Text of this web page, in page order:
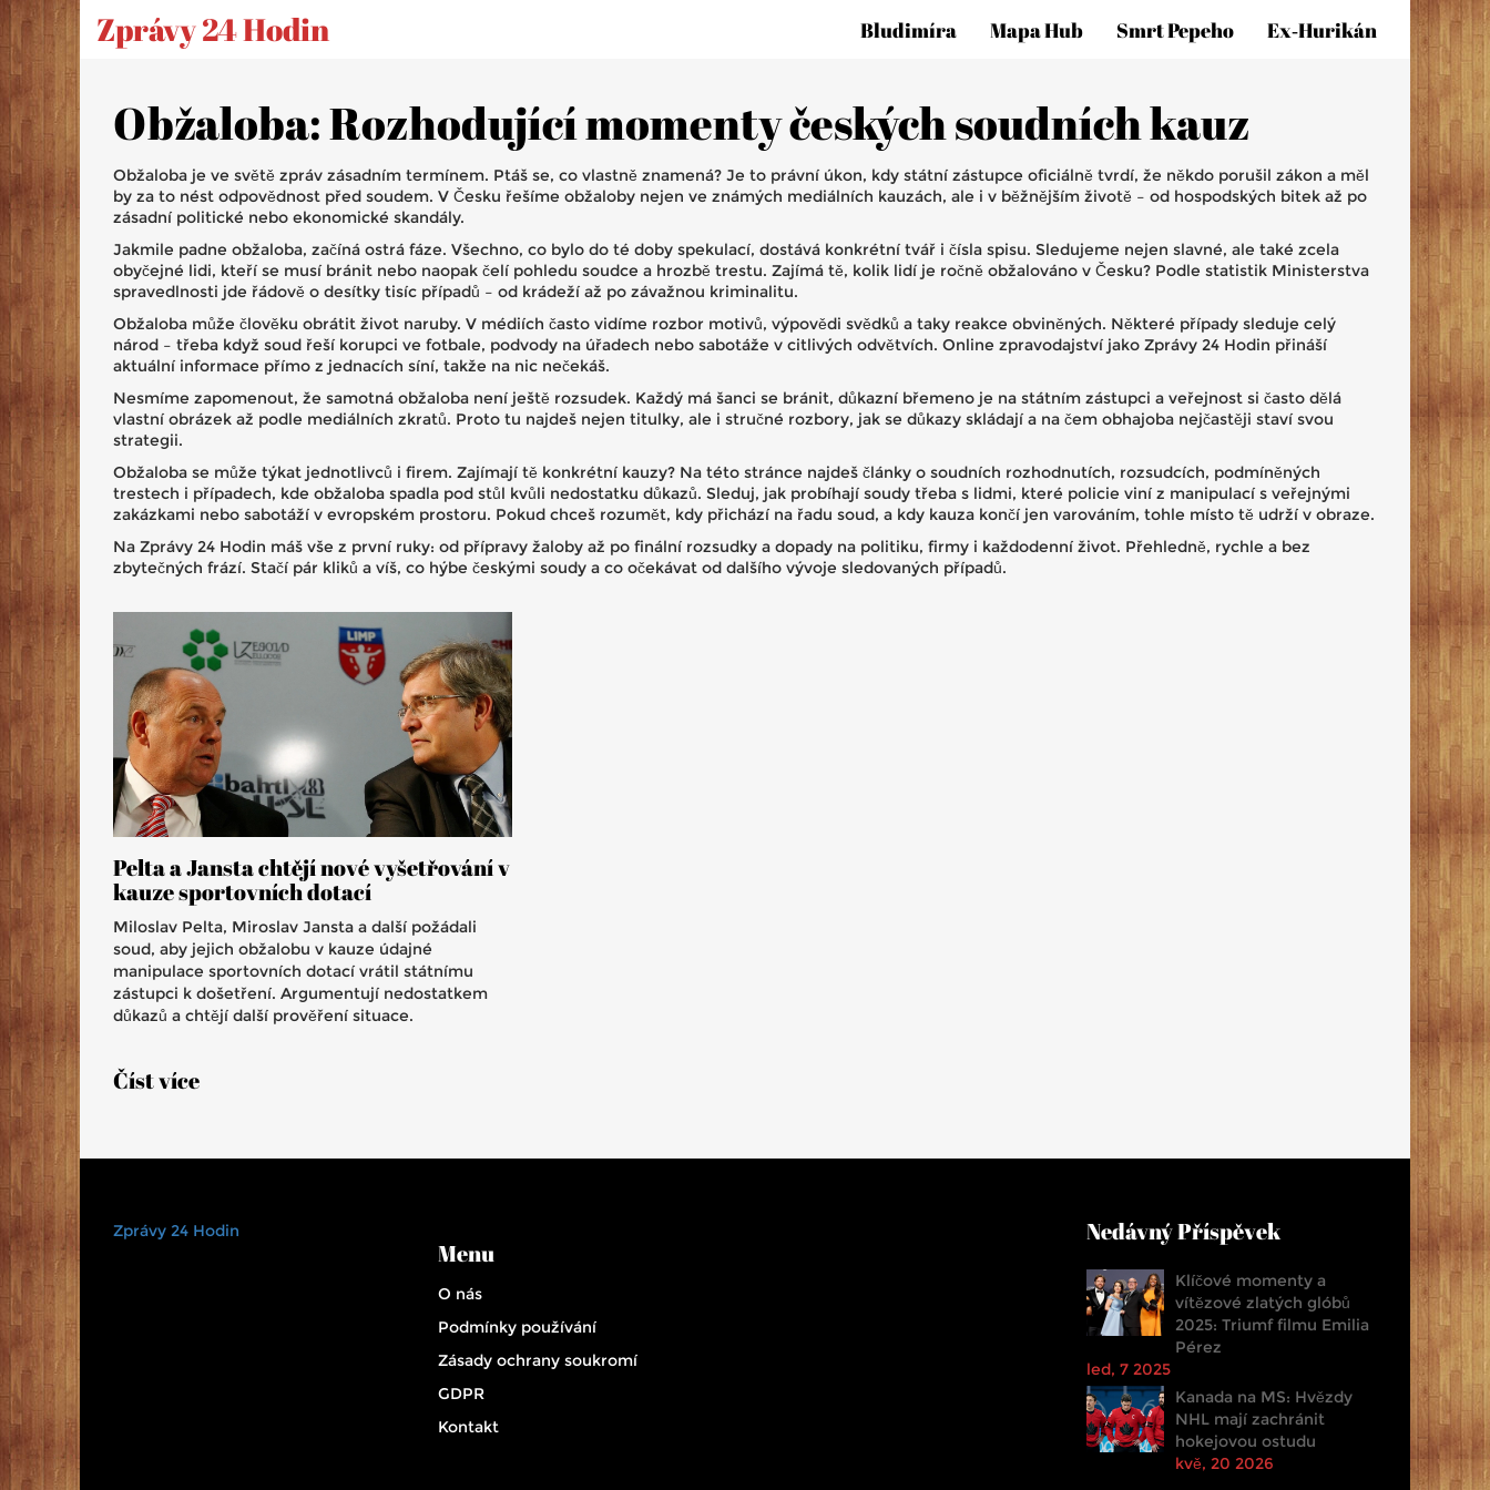
Zprávy 24 Hodin Bludimíra Mapa Hub Smrt Pepeho Ex‑hurikán
Obžaloba: Rozhodující momenty českých soudních kauz
Obžaloba je ve světě zpráv zásadním termínem. Ptáš se, co vlastně znamená? Je to právní úkon, kdy státní zástupce oficiálně tvrdí, že někdo porušil zákon a měl
by za to nést odpovědnost před soudem. V Česku řešíme obžaloby nejen ve známých mediálních kauzách, ale i v běžnějším životě – od hospodských bitek až po
zásadní politické nebo ekonomické skandály.
Jakmile padne obžaloba, začíná ostrá fáze. Všechno, co bylo do té doby spekulací, dostává konkrétní tvář i čísla spisu. Sledujeme nejen slavné, ale také zcela
obyčejné lidi, kteří se musí bránit nebo naopak čelí pohledu soudce a hrozbě trestu. Zajímá tě, kolik lidí je ročně obžalováno v Česku? Podle statistik Ministerstva
spravedlnosti jde řádově o desítky tisíc případů – od krádeží až po závažnou kriminalitu.
Obžaloba může člověku obrátit život naruby. V médiích často vidíme rozbor motivů, výpovědi svědků a taky reakce obviněných. Některé případy sleduje celý
národ – třeba když soud řeší korupci ve fotbale, podvody na úřadech nebo sabotáže v citlivých odvětvích. Online zpravodajství jako Zprávy 24 Hodin přináší
aktuální informace přímo z jednacích síní, takže na nic nečekáš.
Nesmíme zapomenout, že samotná obžaloba není ještě rozsudek. Každý má šanci se bránit, důkazní břemeno je na státním zástupci a veřejnost si často dělá
vlastní obrázek až podle mediálních zkratů. Proto tu najdeš nejen titulky, ale i stručné rozbory, jak se důkazy skládají a na čem obhajoba nejčastěji staví svou
strategii.
Obžaloba se může týkat jednotlivců i firem. Zajímají tě konkrétní kauzy? Na této stránce najdeš články o soudních rozhodnutích, rozsudcích, podmíněných
trestech i případech, kde obžaloba spadla pod stůl kvůli nedostatku důkazů. Sleduj, jak probíhají soudy třeba s lidmi, které policie viní z manipulací s veřejnými
zakázkami nebo sabotáží v evropském prostoru. Pokud chceš rozumět, kdy přichází na řadu soud, a kdy kauza končí jen varováním, tohle místo tě udrží v obraze.
Na Zprávy 24 Hodin máš vše z první ruky: od přípravy žaloby až po finální rozsudky a dopady na politiku, firmy i každodenní život. Přehledně, rychle a bez
zbytečných frází. Stačí pár kliků a víš, co hýbe českými soudy a co očekávat od dalšího vývoje sledovaných případů.
Pelta a Jansta chtějí nové vyšetřování v
kauze sportovních dotací
Miloslav Pelta, Miroslav Jansta a další požádali
soud, aby jejich obžalobu v kauze údajné
manipulace sportovních dotací vrátil státnímu
zástupci k došetření. Argumentují nedostatkem
důkazů a chtějí další prověření situace.
Číst více
Zprávy 24 Hodin
Menu
O nás
Podmínky používání
Zásady ochrany soukromí
GDPR
Kontakt
Nedávný Příspěvek
Klíčové momenty a
vítězové zlatých glóbů
2025: Triumf filmu Emilia
Pérez
led, 7 2025
Kanada na MS: Hvězdy
NHL mají zachránit
hokejovou ostudu
kvě, 20 2026